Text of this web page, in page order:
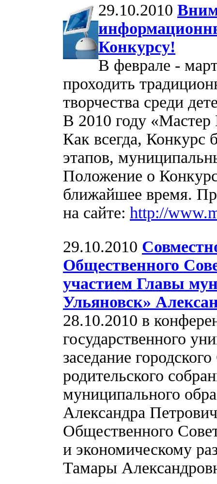
29.10.2010
Конкурсу!
В феврале -
проходить
творчества среди
В 2010 году
Как всегда, Конкурс
этапов,
Положение о
ближайшее время.
на сайте: http://
29.10.2010
Общественного
участием Главы
Ульяновск»
28.10.2010 в
государственного
заседание
родительского
муниципального
Александра
Общественного
и экономическому
Тамары